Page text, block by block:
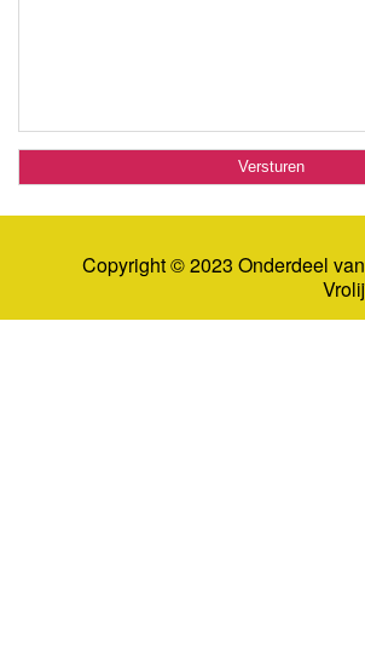
Copyright © 2023 Onderdeel van